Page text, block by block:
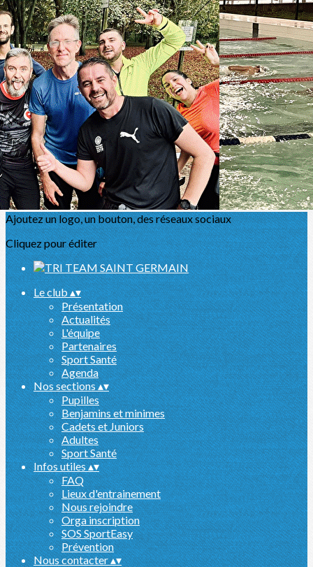
Exporter les lignes sélectionnées
Exporter toutes les colonnes
Exporter uniquement les colonnes affichées
Menu
<
>
Présentation
Actualités
L'équipe
Partenaires
Sport Santé
Agenda
Ajoutez un logo, un bouton, des réseaux sociaux
Cliquez pour éditer
Le club▴▾
Présentation
Actualités
L'équipe
Partenaires
Sport Santé
Agenda
Nos sections▴▾
Pupilles
Benjamins et minimes
Cadets et Juniors
Adultes
Sport Santé
Infos utiles▴▾
FAQ
Lieux d'entrainement
Nous rejoindre
Orga inscription
SOS SportEasy
Prévention
Nous contacter▴▾